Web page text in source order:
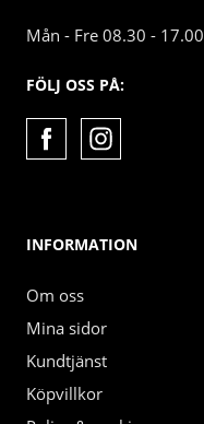
Mån - Fre 08.30 - 17.00
FÖLJ OSS PÅ:
INFORMATION
Om oss
Mina sidor
Kundtjänst
Köpvillkor